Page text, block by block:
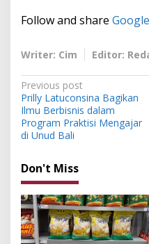
Follow and share
Writer: Cim Editor:
P
o
s
t
n
a
v
i
Previous post
Prilly Latuconsina Bagikan
Ilmu Berbisnis dalam
Program Praktisi Mengajar
di Unud Bali
Don't Miss